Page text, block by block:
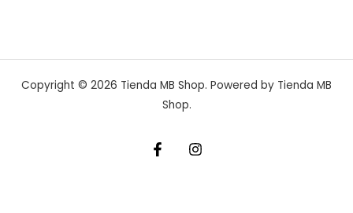
Copyright © 2026 Tienda MB Shop. Powered by Tienda MB
Shop.